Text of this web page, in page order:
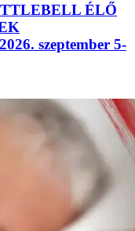
ÉLŐ
szeptember 5-